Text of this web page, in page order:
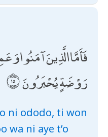
فَأَمَّا الَّذِينَ آمَنُوا
رَوْضَةٍ يُحْبَرُونَ
ni ododo, ti won
wa ni aye t’o